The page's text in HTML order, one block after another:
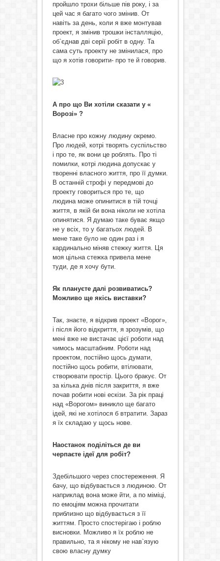
пройшло трохи більше пів року, і за
цей час я багато чого змінив. От
навіть за день, коли я вже монтував
проект, я змінив трошки інсталляцію,
об`єднав дві серії робіт в одну. Та
сама суть проекту не змінилася, про
що я хотів говорити- про те й говорив.
А про що Ви хотіли сказати у «
Ворозі» ?
Власне про кожну людину окремо.
Про людей, котрі творять суспільство
і про те, як вони це роблять. Про ті
помилки, котрі людина допускає у
творенні власного життя, про її думки.
В останній строфі у передмові до
проекту говориться про те, що
людина може опинитися в тій точці
життя, в якій би вона ніколи не хотіла
опинятися. Я думаю таке буває якщо
не у всіх, то у багатьох людей. В
мене таке було не один раз і я
кардинально міняв стежку життя. Ця
моя цільна стежка привела мене
туди, де я хочу бути.
Як плануєте далі розвиватись?
Можливо ще якісь виставки?
Так, знаєте, я відкрив проект «Ворог»,
і після його відкриття, я зрозумів, що
мені вже не вистачає цієї роботи над
чимось масштабним. Роботи над
проектом, постійно щось думати,
постійно щось робити, втілювати,
створювати простір. Цього бракує. От
за кілька днів після закриття, я вже
почав робити нові ескізи. За рік праці
над «Ворогом» виникло ще багато
ідей, які не хотілося б втратити. Зараз
я їх складаю у щось нове.
Наостанок поділіться де ви
черпаєте ідеї для робіт?
Здебільшого через спостереження. Я
бачу, що відбувається з людиною. От
наприклад вона може йти, а по міміці,
по емоціям можна прочитати
приблизно що відбувається з її
життям. Просто спостерігаю і роблю
висновки. Можливо я їх роблю не
правильно, та я нікому не нав`язую
свою власну думку